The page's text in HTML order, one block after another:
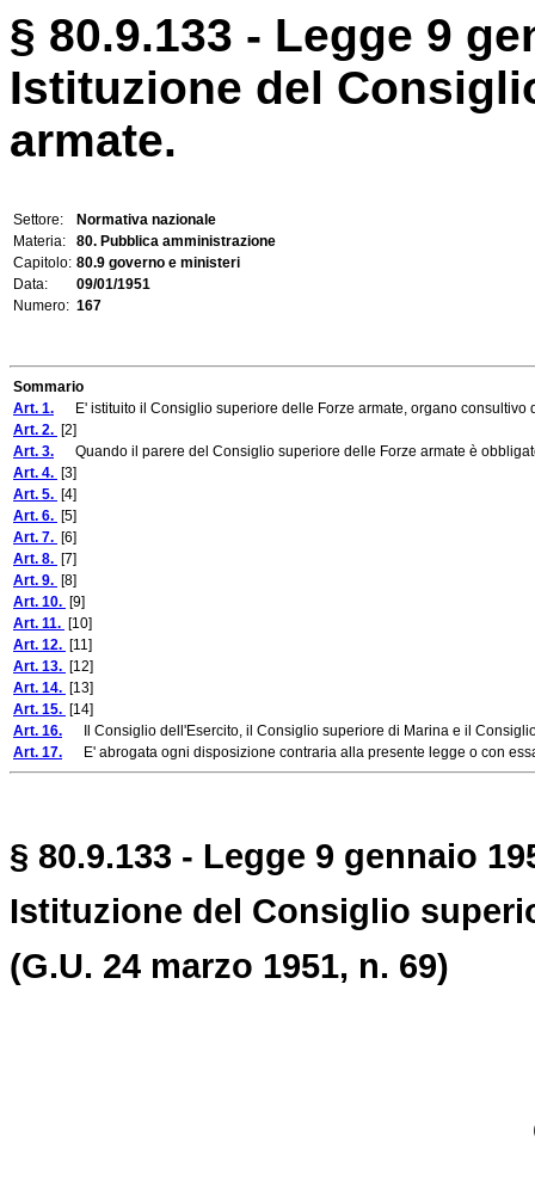
§ 80.9.133 - Legge 9
Istituzione del
armate.
Settore:
Normativa nazionale
Materia:
80. Pubblica amministrazione
Capitolo: 80.9 governo e ministeri
Data:
09/01/1951
Numero: 167
Sommario
Art. 1. E' istituito il Consiglio superiore delle Forze armate, organo consultivo
Art. 2. [2]
Art. 3. Quando il parere del Consiglio superiore delle Forze armate è
Art. 4. [3]
Art. 5. [4]
Art. 6. [5]
Art. 7. [6]
Art. 8. [7]
Art. 9. [8]
Art. 10. [9]
Art. 11. [10]
Art. 12. [11]
Art. 13. [12]
Art. 14. [13]
Art. 15. [14]
Art. 16. Il Consiglio dell'Esercito, il Consiglio superiore di Marina e il
Art. 17. E' abrogata ogni disposizione contraria alla presente legge o con
§ 80.9.133 - Legge 9 gennaio
Istituzione del Consiglio
(G.U. 24 marzo 1951, n. 69)